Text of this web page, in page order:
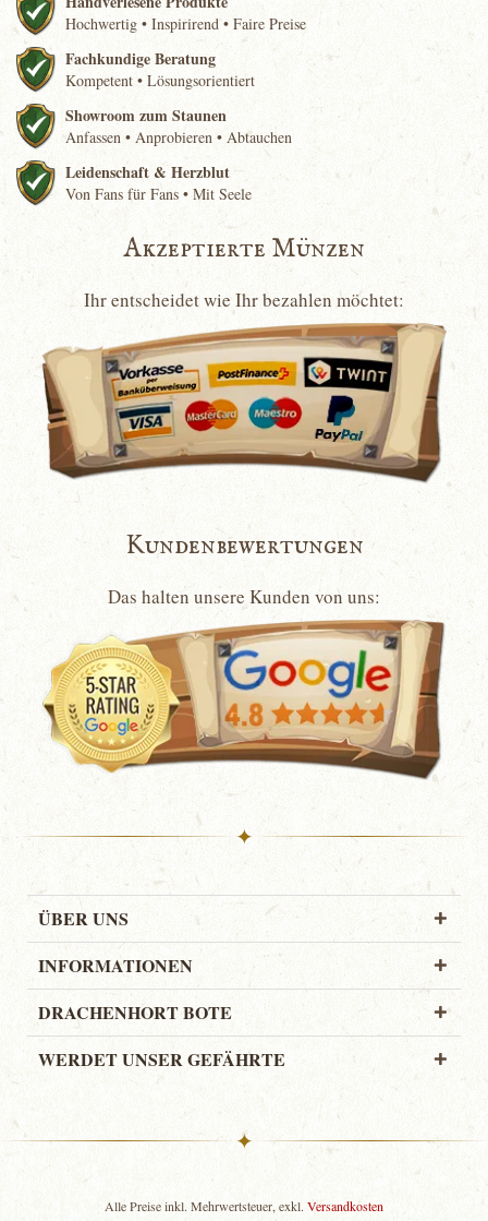
Hochwertig • Inspirirend • Faire Preise
Fachkundige Beratung
Kompetent • Lösungsorientiert
Showroom zum Staunen
Anfassen • Anprobieren • Abtauchen
Leidenschaft & Herzblut
Von Fans für Fans • Mit Seele
Akzeptierte Münzen
Ihr entscheidet wie Ihr bezahlen möchtet:
Kundenbewertungen
Das halten unsere Kunden von uns:
✦
ÜBER UNS
INFORMATIONEN
DRACHENHORT BOTE
WERDET UNSER GEFÄHRTE
✦
Alle Preise inkl. Mehrwertsteuer, exkl. Versandkosten